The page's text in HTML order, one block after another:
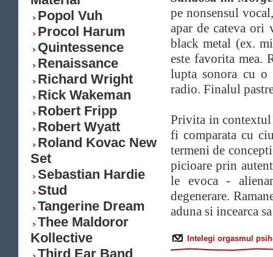
Popol Vuh
Procol Harum
Quintessence
Renaissance
Richard Wright
Rick Wakeman
Robert Fripp
Robert Wyatt
Roland Kovac New
Set
Sebastian Hardie
Stud
Tangerine Dream
Thee Maldoror
Kollective
Third Ear Band
pe nonsensul
apar de cateva ori
black metal (ex.
este favorita mea.
lupta sonora cu o
radio. Finalul
Privita in contextul
fi comparata cu
termeni de
picioare prin
le evoca -
degenerare.
aduna si incearca
Intelegi orgasmul